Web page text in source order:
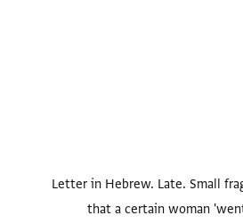
Letter in Hebrew. Late. Small
that a certain woman